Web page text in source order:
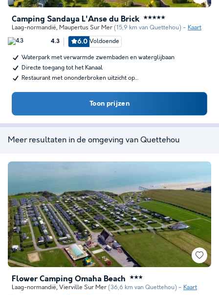
Camping Sandaya L'Anse du Brick ★★★★★
Laag-normandië, Maupertus Sur Mer (15,9 km van Quettehou) Kaart
4.3 6.0 Voldoende
Waterpark met verwarmde zwembaden en waterglijbaan
Directe toegang tot het Kanaal
Restaurant met ononderbroken uitzicht op…
Toon prijzen
Meer resultaten in de omgeving van Quettehou
Flower Camping Omaha Beach ★★★
Laag-normandië, Vierville Sur Mer (36,6 km van Quettehou) Kaart